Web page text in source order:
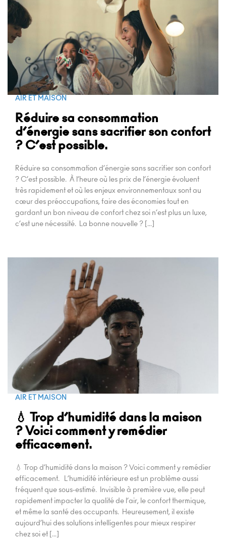
AIR ET MAISON
Réduire sa consommation
d’énergie sans sacrifier son confort
? C’est possible.
Réduire sa consommation d’énergie sans sacrifier son confort
? C’est possible. À l’heure où les prix de l’énergie évoluent
très rapidement et où les enjeux environnementaux sont au
cœur des préoccupations, faire des économies tout en
gardant un bon niveau de confort chez soi n’est plus un luxe,
c’est une nécessité. La bonne nouvelle ? […]
AIR ET MAISON
💧 Trop d’humidité dans la maison
? Voici comment y remédier
efficacement.
💧 Trop d’humidité dans la maison ? Voici comment y remédier
efficacement. L’humidité intérieure est un problème aussi
fréquent que sous-estimé. Invisible à première vue, elle peut
rapidement impacter la qualité de l’air, le confort thermique,
et même la santé des occupants. Heureusement, il existe
aujourd’hui des solutions intelligentes pour mieux respirer
chez soi et […]